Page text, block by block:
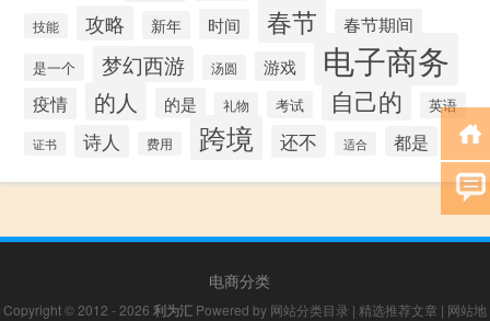
技能 攻略 新年 时间 春节 春节期间
是一个 梦幻西游 汤圆 游戏 电子商务
疫情 的人 的是 礼物 考试 自己的 英语
证书 诗人 费用 跨境 还不 适合 都是
电商分类
Copyright © 2012 - 2026 利为汇 Powered by 网站分类目录 | 精选推荐文章 | 网站地